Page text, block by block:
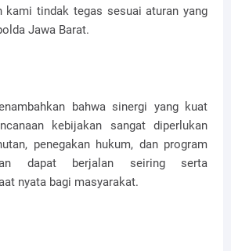
kami tindak tegas sesuai aturan yang
Jawa Barat.
bahwa sinergi yang kuat
kebijakan sangat diperlukan
penegakan hukum, dan program
dapat berjalan seiring serta
nyata bagi masyarakat.